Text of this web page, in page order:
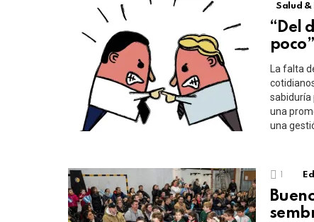
Salud &
“Del
poco”
La falta
sabiduría
una
una
1